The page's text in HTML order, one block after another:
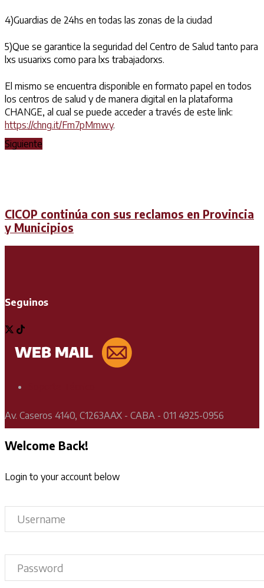
4)Guardias de 24hs en todas las zonas de la ciudad
5)Que se garantice la seguridad del Centro de Salud tanto para
lxs usuarixs como para lxs trabajadorxs.
El mismo se encuentra disponible en formato papel en todos
los centros de salud y de manera digital en la plataforma
CHANGE, al cual se puede acceder a través de este link:
https://chng.it/Fm7pMmwy.
Siguiente
CICOP continúa con sus reclamos en Provincia
y Municipios
Seguinos
Av. Caseros 4140, C1263AAX - CABA - 011 4925-0956
Welcome Back!
Login to your account below